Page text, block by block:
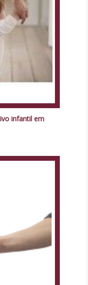
infantil em